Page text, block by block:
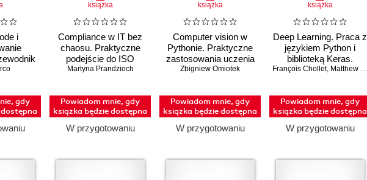
i
po
gdy
książka
Compliance w IT bez
chaosu. Praktyczne
podejście do ISO
27001, SOC 2 i
Martyna Prandzioch
Powiadom mnie, gdy
książka będzie dostępna
W przygotowaniu
książka
Computer vision w
Pythonie. Praktyczne
zastosowania uczenia
głębokiego
Zbigniew Omiotek
Powiadom mnie, gdy
książka będzie dostępna
W przygotowaniu
książka
Deep Learning. Praca z
językiem Python i
biblioteką Keras.
Wydanie III
François Chollet, Matthew Watson
Powiadom mnie, gdy
książka będzie dostępna
W przygotowaniu